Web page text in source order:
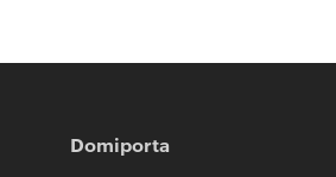
Domiporta